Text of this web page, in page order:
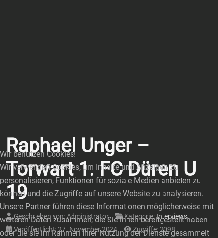
Raphael Unger –
Torwart 1. FC Düren U
19
Geschrieben von:Administrator Kategorie:Interviews
Veröffentlicht: 27. November 2024
Zugriffe: 2098
Wir benutzen Cookies!
Wir verwenden Cookies, um Inhalte und Anzeigen zu
personalisieren, Funktionen für soziale Medien anbieten zu
können und die Zugriffe auf unsere Website zu analysieren.
Unsere Partner führen diese Informationen möglicherweise mit
weiteren Daten zusammen, die Sie ihnen bereitgestellt haben
oder die sie im Rahmen Ihrer Nutzung der Dienste gesammelt